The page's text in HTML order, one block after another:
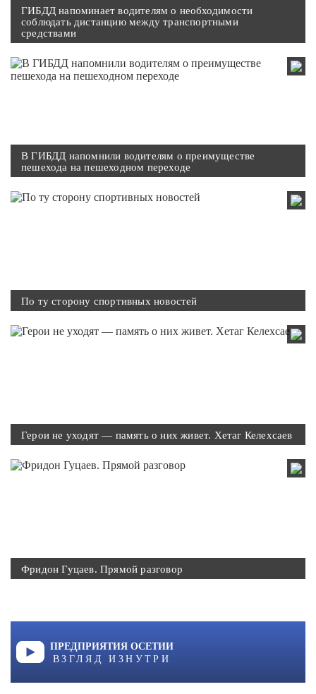
ГИБДД напоминает водителям о необходимости
соблюдать дистанцию между транспортными
средствами
В ГИБДД напомнили водителям о преимуществе
пешехода на пешеходном переходе
По ту сторону спортивных новостей
Герои не уходят — память о них живет. Хетаг Келехсаев
Фридон Гуцаев. Прямой разговор
ПРЕДПРИЯТИЯ ОСЕТИИ
ВЗГЛЯД ИЗНУТРИ